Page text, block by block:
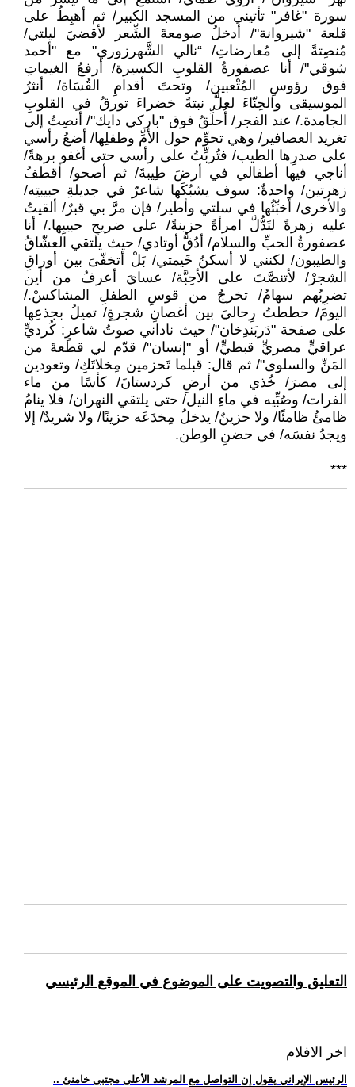
سورة "غافر" تأتيني من المسجد الكبير/ ثم أهبِطُ على
قلعة "شيروانة"/ أدخلُ صومعةَ الشِّعر لأقضيَ ليلتي/
مُنصِتةً إلى مُعارضاتِ/ “نالي الشَّهرزوري" مع "أحمد
شوقي"/ أنا عصفورةُ القلوبِ الكسيرة/ أرفعُ الغيماتِ
فوق رؤوسِ المُتْعبين/ وتحتَ أقدامِ القُسَاة/ أنثرُ
الموسيقى والحِنّاءَ لعلَّ نبتةً خضراءَ تورقُ في القلوبِ
الجامدة./ عند الفجر/ أُحلِّقُ فوق "باركي دايك"/ أُنصِتُ إلى
تغريد العصافير/ وهي تحوِّم حول الأمِّ وطفلِها/ أضعُ رأسي
على صدرِها الطيب/ فتُربِّتُ على رأسي حتى أغفو برهةً/
أناجي فيها أطفالي في أرضَ طِيبةَ/ ثم أصحو/ أقطفُ
زهرتين/ واحدةٌ: سوف يشبُكَها شاعرٌ في جديلةِ حبيبتِه/
والأخرى/ أخبِّئُها في سلتي وأطير/ فإن مرَّ بي قبرٌ/ ألقيتُ
عليه زهرةً لتَدُّلَّ امرأةً حزينةً/ على ضريحِ حبيبِها./ أنا
عصفورةُ الحبِّ والسلام/ أدُقُّ أوتادي/ حيث يلتقي العشّاقُ
والطيبون/ لكنني لا أسكنُ خَيمتي/ بَلْ أتخفّىَ بين أوراقِ
الشجرْ/ لأتنصَّتَ على الأحِبَّة/ عسايَ أعرفُ من أين
تضرِبُهم سهامٌ/ تخرجُ من قوسِ الطفلِ المشاكسْ./
اليومَ/ حططتُ رِحاليَ بين أغصانِ شجرةٍ/ تميلُ بجذعِها
على صفحة "دَربَندِخان"/ حيث ناداني صوتُ شاعرٍ: كُرديٍّ
عراقيٍّ مصريٍّ قبطيٍّ/ أو "إنسان"/ قدّم لي قطعةَ من
المَنِّ والسلوى"/ ثم قال: قبلما تَحزمين مِخلاتَكِ/ وتعودين
إلى مصرَ/ خُذي من أرضِ كردستانَ/ كأسًا من ماء
الفرات/ وصُبِّيه في ماءِ النيل/ حتى يلتقي النهران/ فلا ينامُ
ظامئٌ ظامئًا/ ولا حزينٌ/ يدخلُ مِخدَعَه حزينًا/ ولا شريدٌ/ إلا
ويجدُ نفسَه/ في حضنِ الوطن.
***
التعليق والتصويت على الموضوع في الموقع الرئيسي
اخر الافلام
.. الرئيس الإيراني يقول إن التواصل مع المرشد الأعلى مجتبى خامنئ